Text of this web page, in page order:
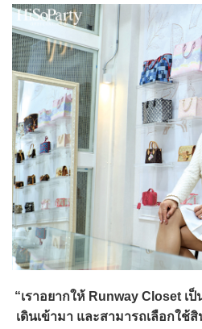
“เราอยากให้ Runway Closet
เดินเข้ามา และสามารถเลือกใช้